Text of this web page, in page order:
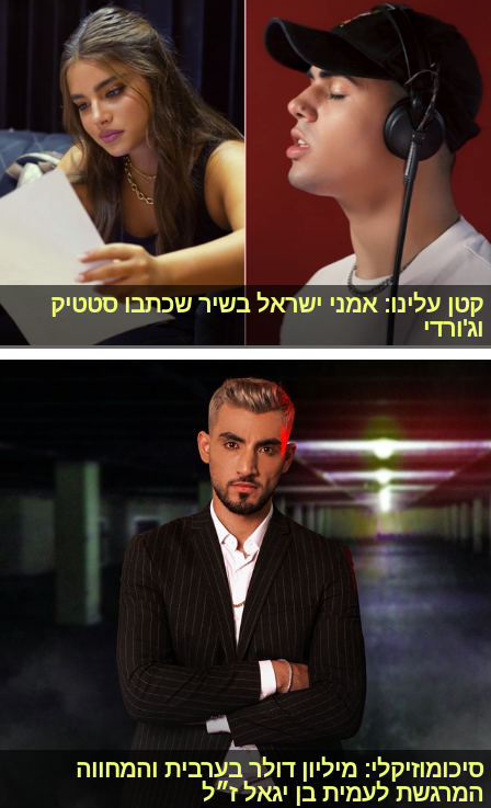
קטן עלינו: אמני ישראל בשיר שכתבו סטטיק
וג'ורדי
סיכומוזיקלי: מיליון דולר בערבית והמחווה
המרגשת לעמית בן יגאל ז״ל